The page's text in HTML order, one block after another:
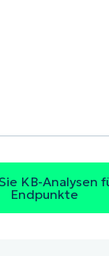
KB-Analysen
Endpunkte